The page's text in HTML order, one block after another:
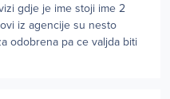
gdje je ime stoji ime 2
iz agencije su nesto
odobrena pa ce valjda biti